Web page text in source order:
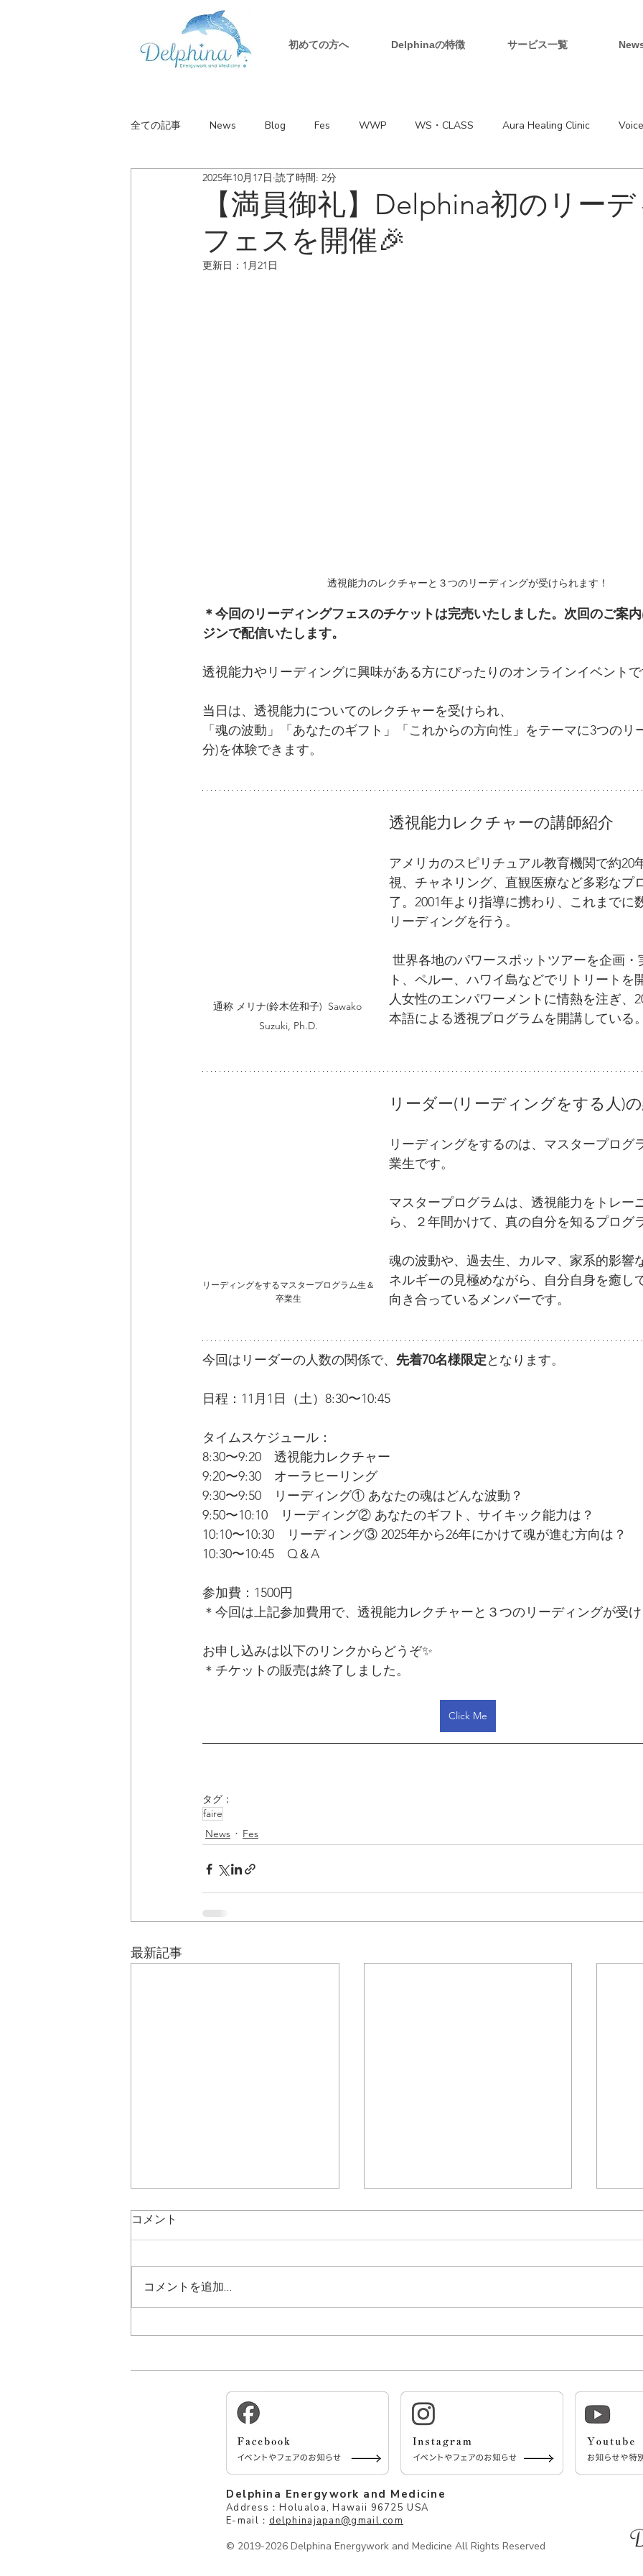
初めての方へ Delphinaの特徴 サービス一覧
全ての記事 News Blog Fes WWP WS・CLASS Aura Healing Clinic Voice
【満員御礼】Delphina初のリー
フェスを開催🎉
2025年10月17日 読了時間: 2分
更新日： 1月21日
透視能力のレクチャーと３つのリーディングが受けられます！
＊今回のリーディングフェスのチケットは完売いたしました。次回のご案
ジンで配信いたします。
透視能力やリーディングに興味がある方にぴったりのオンラインイベントで
当日は、透視能力についてのレクチャーを受けられ、
「魂の波動」「あなたのギフト」「これからの方向性」をテーマに3つのリ
分)を体験できます。
通称 メリナ(鈴木佐和子)	Sawako
Suzuki, Ph.D.
透視能力レクチャーの講師紹介
アメリカのスピリチュアル教育機関で約20
視、チャネリング、直観医療など多彩なプ
了。2001年より指導に携わり、これまでに
リーディングを行う。
ト、ペルー、ハワイ島などでリトリートを
人女性のエンパワーメントに情熱を注ぎ、
本語による透視プログラムを開講している。
リーディングをするマスタープログラム生＆
卒業生
リーダー(リーディングをする人)
リーディングをするのは、マスタープログ
業生です。
マスタープログラムは、透視能力をトレー
ら、２年間かけて、真の自分を知るプログ
魂の波動や、過去生、カルマ、家系的影響
ネルギーの見極めながら、自分自身を癒し
向き合っているメンバーです。
今回はリーダーの人数の関係で、 先着70名様限定となります。
日程：11月1日（土）8:30〜10:45
タイムスケジュール：
8:30〜9:20　透視能力レクチャー
9:20〜9:30　オーラヒーリング
9:30〜9:50　リーディング① あなたの魂はどんな波動？
9:50〜10:10　リーディング② あなたのギフト、サイキック能力は？
10:10〜10:30　リーディング③ 2025年から26年にかけて魂が進む方向は？
10:30〜10:45　Q＆A
参加費：1500円
＊今回は上記参加費用で、透視能力レクチャーと３つのリーディングが受け
お申し込みは以下のリンクからどうぞ✨
＊チケットの販売は終了しました。
Click Me
タグ：
faire
News
Fes
最新記事
コメント
コメントを追加…
Delphina Energywork and Medicine
Address：Holualoa, Hawaii 96725 USA
E-mail： delphinajapan@gmail.com
© 2019-2026 Delphina Energywork and Medicine All Rights Reserved